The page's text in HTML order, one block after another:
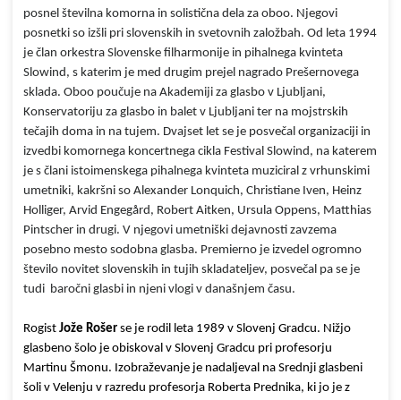
posnel številna komorna in solistična dela za oboo. Njegovi
posnetki so izšli pri slovenskih in svetovnih založbah. Od leta 1994
je član orkestra Slovenske filharmonije in pihalnega kvinteta
Slowind, s katerim je med drugim prejel nagrado Prešernovega
sklada. Oboo poučuje na Akademiji za glasbo v Ljubljani,
Konservatoriju za glasbo in balet v Ljubljani ter na mojstrskih
tečajih doma in na tujem. Dvajset let se je posvečal organizaciji in
izvedbi komornega koncertnega cikla Festival Slowind, na katerem
je s člani istoimenskega pihalnega kvinteta muziciral z vrhunskimi
umetniki, kakršni so Alexander Lonquich, Christiane Iven, Heinz
Holliger, Arvid Engegård, Robert Aitken, Ursula Oppens, Matthias
Pintscher in drugi. V njegovi umetniški dejavnosti zavzema
posebno mesto sodobna glasba. Premierno je izvedel ogromno
število novitet slovenskih in tujih skladateljev, posvečal pa se je
tudi baročni glasbi in njeni vlogi v današnjem času.
Rogist Jože Rošerse je rodil leta 1989 v Slovenj Gradcu. Nižjo
glasbeno šolo je obiskoval v Slovenj Gradcu pri profesorju
Martinu Šmonu. Izobraževanje je nadaljeval na Srednji glasbeni
šoli v Velenju v razredu profesorja Roberta Prednika, ki jo je z